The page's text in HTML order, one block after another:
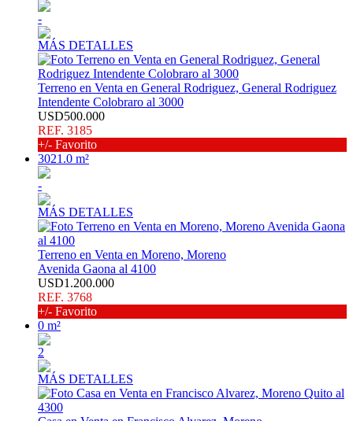
-
MÁS DETALLES
Terreno en Venta en General Rodriguez, General Rodriguez
Intendente Colobraro al 3000
USD500.000
REF. 3185
+/- Favorito
3021.0 m²
-
MÁS DETALLES
Terreno en Venta en Moreno, Moreno
Avenida Gaona al 4100
USD1.200.000
REF. 3768
+/- Favorito
0 m²
2
MÁS DETALLES